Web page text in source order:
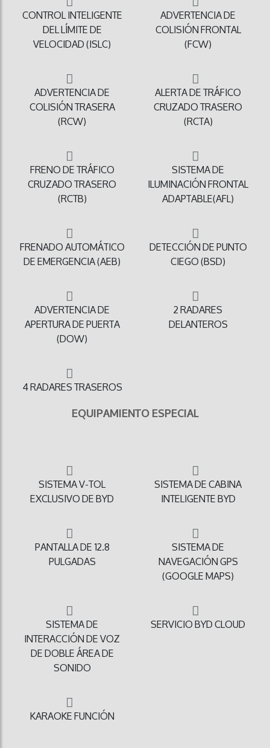
CONTROL INTELIGENTE
DEL LÍMITE DE
VELOCIDAD (ISLC)
ADVERTENCIA DE
COLISIÓN FRONTAL
(FCW)
ADVERTENCIA DE
COLISIÓN TRASERA
(RCW)
ALERTA DE TRÁFICO
CRUZADO TRASERO
(RCTA)
FRENO DE TRÁFICO
CRUZADO TRASERO
(RCTB)
SISTEMA DE
ILUMINACIÓN FRONTAL
ADAPTABLE(AFL)
FRENADO AUTOMÁTICO
DE EMERGENCIA (AEB)
DETECCIÓN DE PUNTO
CIEGO (BSD)
ADVERTENCIA DE
APERTURA DE PUERTA
(DOW)
2 RADARES
DELANTEROS
4 RADARES TRASEROS
EQUIPAMIENTO ESPECIAL
SISTEMA V-TOL
EXCLUSIVO DE BYD
SISTEMA DE CABINA
INTELIGENTE BYD
PANTALLA DE 12.8
PULGADAS
SISTEMA DE
NAVEGACIÓN GPS
(GOOGLE MAPS)
SISTEMA DE
INTERACCIÓN DE VOZ
DE DOBLE ÁREA DE
SONIDO
SERVICIO BYD CLOUD
KARAOKE FUNCIÓN